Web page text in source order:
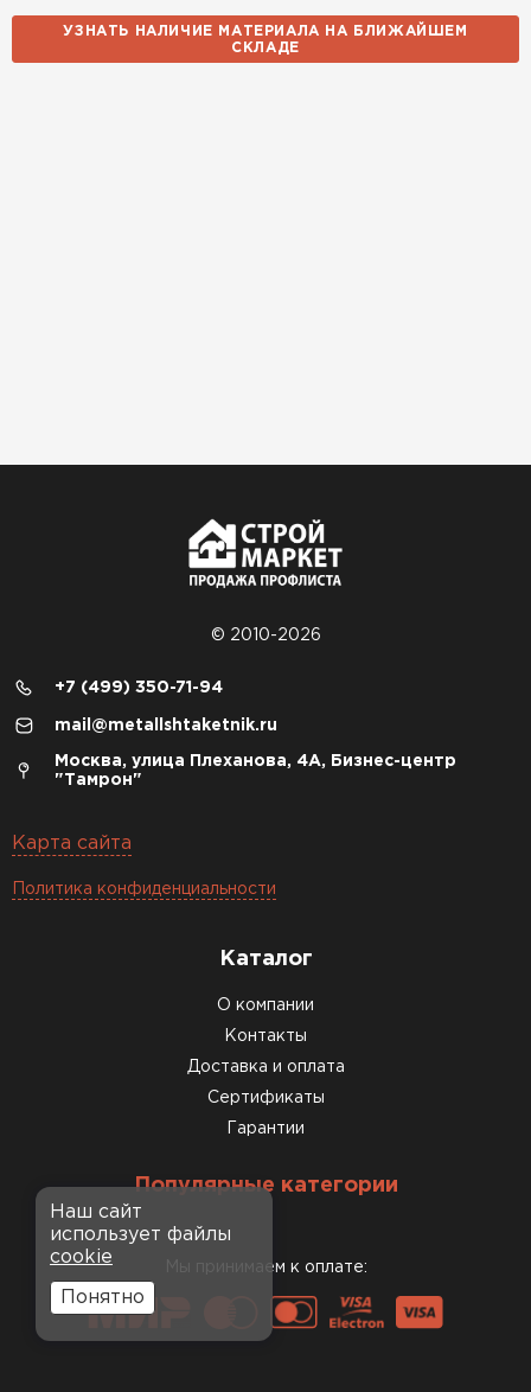
УЗНАТЬ НАЛИЧИЕ МАТЕРИАЛА НА БЛИЖАЙШЕМ
СКЛАДЕ
© 2010-2026
+7 (499) 350-71-94
mail@metallshtaketnik.ru
Москва, улица Плеханова, 4А, Бизнес-центр
"Тамрон"
Карта сайта
Политика конфиденциальности
Каталог
О компании
Контакты
Доставка и оплата
Сертификаты
Гарантии
Популярные категории
Мы принимаем к оплате:
Наш сайт
использует файлы
cookie
Понятно